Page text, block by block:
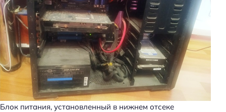
Блок питания, установленный в нижнем отсеке